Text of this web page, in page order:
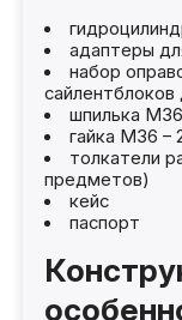
адаптеры
набор
шпилька
гайка М36 –
толкатели
предметов)
кейс
паспорт